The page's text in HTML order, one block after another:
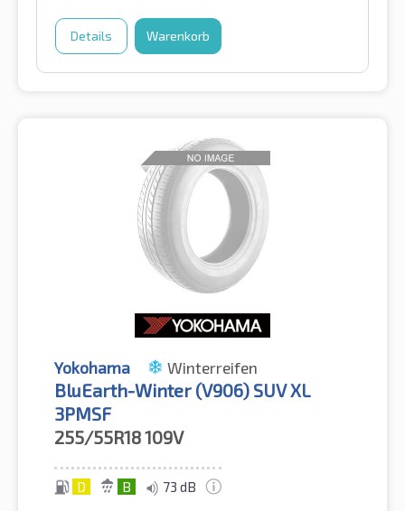
Details Warenkorb
Yokohama Winterreifen
BluEarth-Winter (V906) SUV XL
3PMSF
255/55R18109V
D B 73 dB